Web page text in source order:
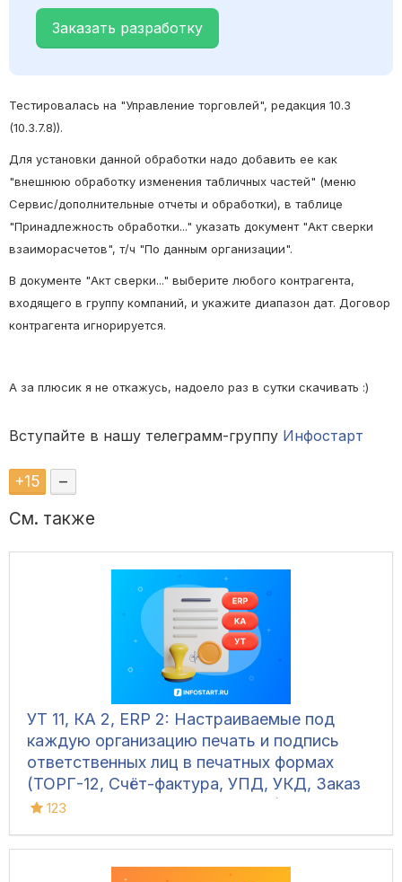
Заказать разработку
Тестировалась на "Управление торговлей", редакция 10.3
(10.3.7.8)).
Для установки данной обработки надо добавить ее как
"внешнюю обработку изменения табличных частей" (меню
Сервис/дополнительные отчеты и обработки), в таблице
"Принадлежность обработки..." указать документ "Акт сверки
взаиморасчетов", т/ч "По данным организации".
В документе "Акт сверки..." выберите любого контрагента,
входящего в группу компаний, и укажите диапазон дат. Договор
контрагента игнорируется.
А за плюсик я не откажусь, надоело раз в сутки скачивать :)
Вступайте в нашу телеграмм-группу Инфостарт
+15 –
См. также
УТ 11, КА 2, ERP 2: Настраиваемые под
каждую организацию печать и подпись
ответственных лиц в печатных формах
(ТОРГ-12, Счёт-фактура, УПД, УКД, Заказ
клиента, Акт сверки, М-15 и др.)
123